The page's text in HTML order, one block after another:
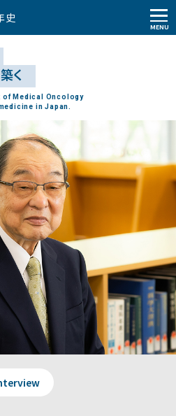
史
MENU
く
of Medical Oncology
in Japan.